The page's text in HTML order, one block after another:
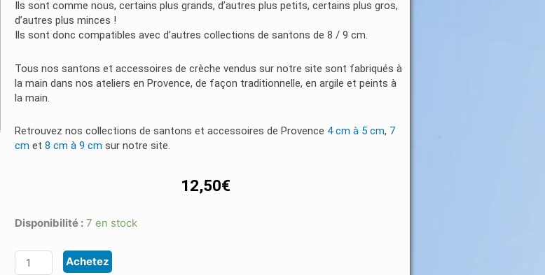
Ils sont comme nous, certains plus grands, d’autres plus petits, certains plus gros,
d’autres plus minces !
Ils sont donc compatibles avec d’autres collections de santons de 8 / 9 cm.
Tous nos santons et accessoires de crèche vendus sur notre site sont fabriqués à
la main dans nos ateliers en Provence, de façon traditionnelle, en argile et peints à
la main.
Retrouvez nos collections de santons et accessoires de Provence 4 cm à 5 cm, 7
cm et 8 cm à 9 cm sur notre site.
12,50€
Disponibilité : 7 en stock
quantité
de
Santon
Achetez